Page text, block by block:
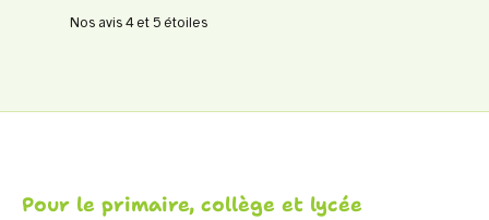
Nos avis 4 et 5 étoiles
Pour le primaire, collège et lycée